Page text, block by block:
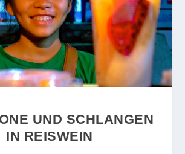
UND SCHLANGEN
IN REISWEIN